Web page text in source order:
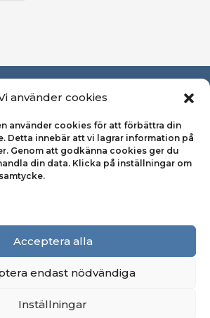
använder cookies
använder cookies för att förbättra din
Detta innebär att vi lagrar information på
Genom att godkänna cookies ger du
din data. Klicka på inställningar om
Acceptera alla
endast nödvändiga
Inställningar